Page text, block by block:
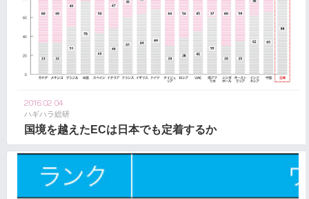
2016.02.04
ハギハラ総研
国境を越えたECは日本でも定着するか